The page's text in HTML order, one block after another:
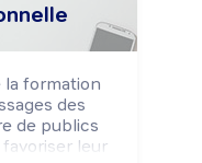
la formation
des
de publics
leur